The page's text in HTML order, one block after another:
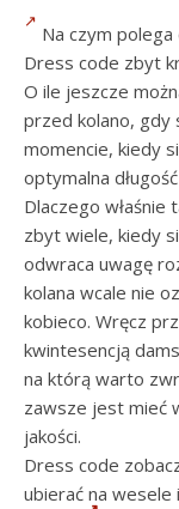
Na czym
Dress code zbyt
O ile jeszcze
przed kolano, gdy
momencie, kiedy
optymalna
Dlaczego właśnie
zbyt wiele, kiedy
odwraca uwagę
kolana wcale nie
kobieco. Wręcz
kwintesencją
na którą warto
zawsze jest mieć
jakości.
Dress code
ubierać na wesele